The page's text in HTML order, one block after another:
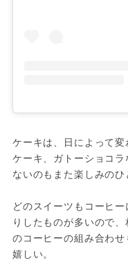
ケーキは、日によって
ケーキ、ガトーショコ
ないのもまた楽しみのひ
どのスイーツもコーヒ
りしたものが多いので
のコーヒーの組み合わ
嬉しい。